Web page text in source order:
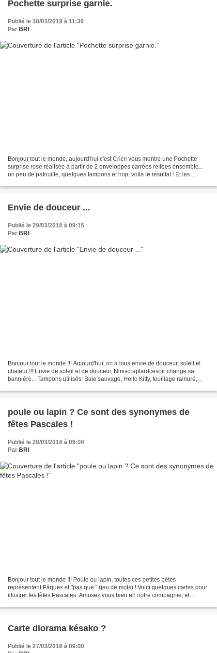
Pochette surprise garnie.
Publié le 30/03/2018 à 11:39
Par BRI
Bonjour tout le monde, aujourd'hui c'est Cricri vous montre une Pochette
surprise rose réalisée à partir de 2 enveloppes carrées reliées ensemble...
un peu de patouille, quelques tampons et hop, voilà le résultat ! Et les
Envie de douceur ...
Publié le 29/03/2018 à 09:15
Par BRI
Bonjour tout le monde !!! Aujourd'hui, on a tous envie de douceur, soleil et
chaleur !!! Envie de soleil et de douceur, Niniscraptardcesoir change sa
bannière... Tampons utilisés: Baie sauvage, Hello Kitty, feuillage rainuré,
poule ou lapin ? Ce sont des synonymes de
fêtes Pascales !
Publié le 28/03/2018 à 09:00
Par BRI
Bonjour tout le monde !!! Poule ou lapin, toutes ces petites bêtes
représentent Pâques et "pas que " (jeu de mots) ! Voici quelques cartes pour
illustrer les fêtes Pascales. Amusez vous bien en notre compagnie, et
Carte diorama késako ?
Publié le 27/03/2018 à 09:00